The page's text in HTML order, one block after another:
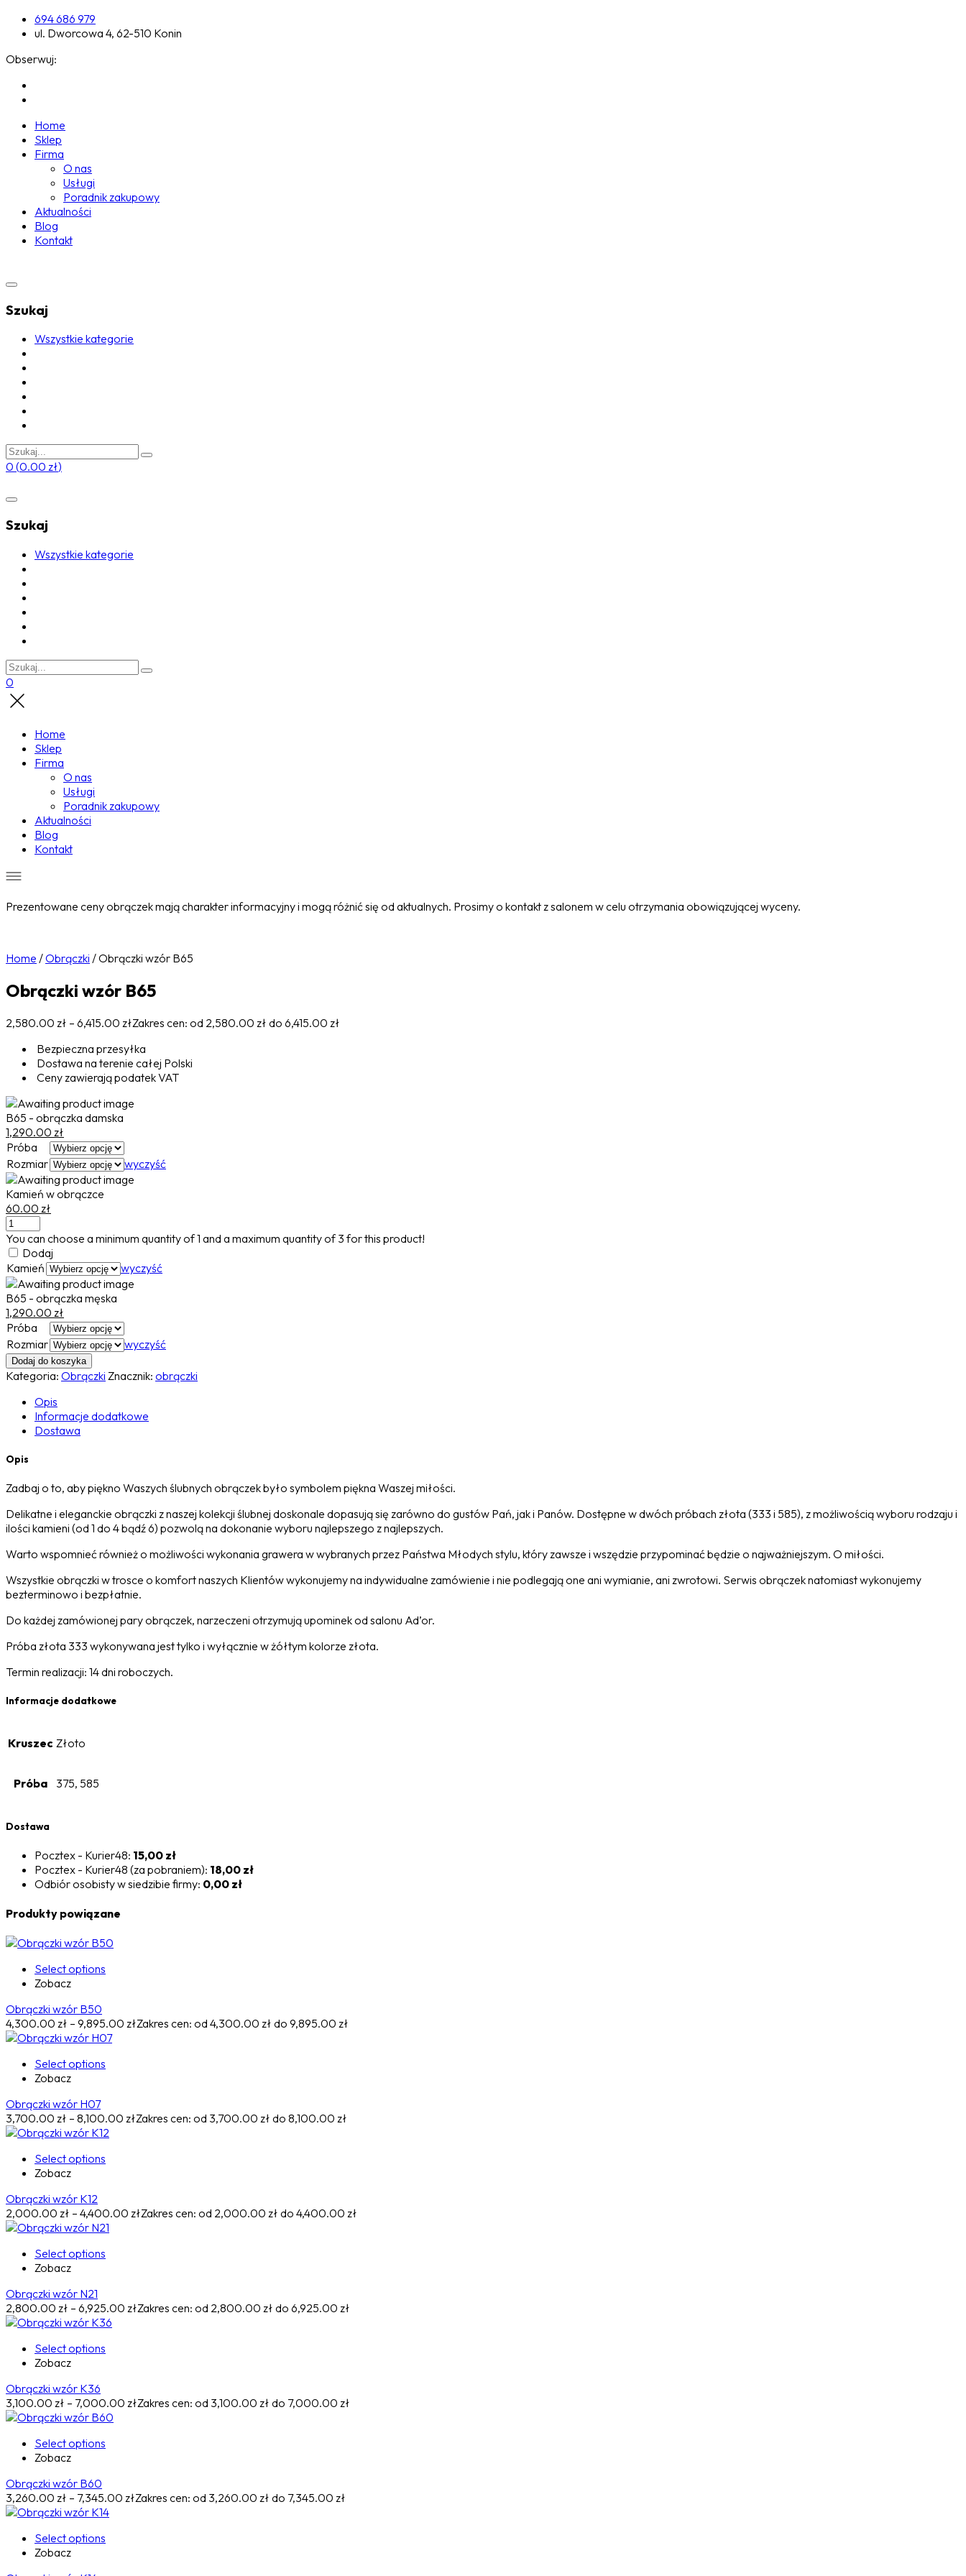
694 686 979
ul. Dworcowa 4, 62-510 Konin
Obserwuj:
Home
Sklep
Firma
O nas
Usługi
Poradnik zakupowy
Aktualności
Blog
Kontakt
Szukaj
Wszystkie kategorie
0 (0.00 zł)
Szukaj
Wszystkie kategorie
0
Home
Sklep
Firma
O nas
Usługi
Poradnik zakupowy
Aktualności
Blog
Kontakt
Prezentowane ceny obrączek mają charakter informacyjny i mogą różnić się od aktualnych. Prosimy o kontakt z salonem w celu otrzymania obowiązującej wyceny.
Home /Obrączki /Obrączki wzór B65
Obrączki wzór B65
2,580.00 zł – 6,415.00 złZakres cen: od 2,580.00 zł do 6,415.00 zł
Bezpieczna przesyłka
Dostawa na terenie całej Polski
Ceny zawierają podatek VAT
B65 - obrączka damska
1,290.00 zł
Próba
Rozmiar
wyczyść
Kamień w obrączce
60.00 zł
You can choose a minimum quantity of1 and a maximum quantity of3 for this product!
Dodaj
Kamień
wyczyść
B65 - obrączka męska
1,290.00 zł
Próba
Rozmiar
wyczyść
Dodaj do koszyka
Kategoria: Obrączki Znacznik: obrączki
Opis
Informacje dodatkowe
Dostawa
Opis
Zadbaj o to, aby piękno Waszych ślubnych obrączek było symbolem piękna Waszej miłości.
Delikatne i eleganckie obrączki z naszej kolekcji ślubnej doskonale dopasują się zarówno do gustów Pań, jak i Panów. Dostępne w dwóch próbach złota (333 i 585), z możliwością wyboru rodzaju i
ilości kamieni (od 1 do 4 bądź 6) pozwolą na dokonanie wyboru najlepszego z najlepszych.
Warto wspomnieć również o możliwości wykonania grawera w wybranych przez Państwa Młodych stylu, który zawsze i wszędzie przypominać będzie o najważniejszym. O miłości.
Wszystkie obrączki w trosce o komfort naszych Klientów wykonujemy na indywidualne zamówienie i nie podlegają one ani wymianie, ani zwrotowi. Serwis obrączek natomiast wykonujemy
bezterminowo i bezpłatnie.
Do każdej zamówionej pary obrączek, narzeczeni otrzymują upominek od salonu Ad’or.
Próba złota 333 wykonywana jest tylko i wyłącznie w żółtym kolorze złota.
Termin realizacji: 14 dni roboczych.
Informacje dodatkowe
Kruszec Złoto
Próba 375, 585
Dostawa
Pocztex - Kurier48: 15,00 zł
Pocztex - Kurier48 (za pobraniem): 18,00 zł
Odbiór osobisty w siedzibie firmy: 0,00 zł
Produkty powiązane
Select options
Zobacz
Obrączki wzór B50
4,300.00 zł – 9,895.00 złZakres cen: od 4,300.00 zł do 9,895.00 zł
Select options
Zobacz
Obrączki wzór H07
3,700.00 zł – 8,100.00 złZakres cen: od 3,700.00 zł do 8,100.00 zł
Select options
Zobacz
Obrączki wzór K12
2,000.00 zł – 4,400.00 złZakres cen: od 2,000.00 zł do 4,400.00 zł
Select options
Zobacz
Obrączki wzór N21
2,800.00 zł – 6,925.00 złZakres cen: od 2,800.00 zł do 6,925.00 zł
Select options
Zobacz
Obrączki wzór K36
3,100.00 zł – 7,000.00 złZakres cen: od 3,100.00 zł do 7,000.00 zł
Select options
Zobacz
Obrączki wzór B60
3,260.00 zł – 7,345.00 złZakres cen: od 3,260.00 zł do 7,345.00 zł
Select options
Zobacz